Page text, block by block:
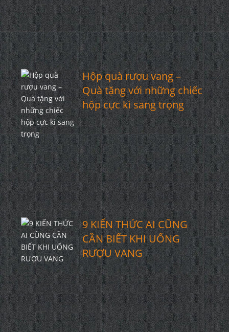
Hộp quà rượu vang –
Quà tặng với những chiếc
hộp cực kì sang trọng
9 KIẾN THỨC AI CŨNG
CẦN BIẾT KHI UỐNG
RƯỢU VANG